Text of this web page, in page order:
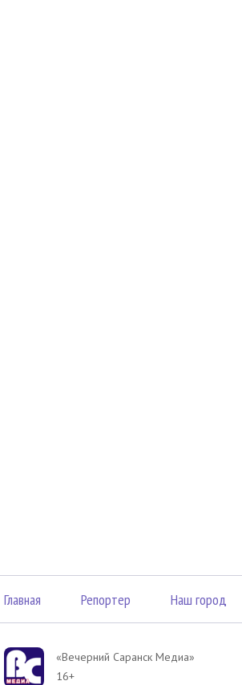
Главная Репортер Наш город
«Вечерний Саранск Mедиа»
16+